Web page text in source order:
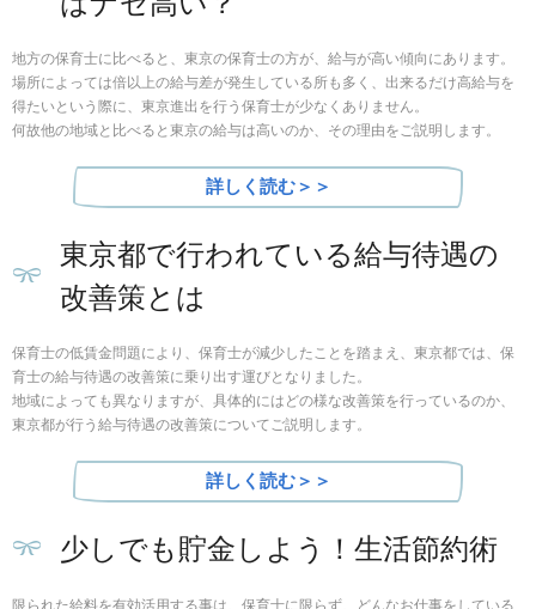
地方の保育士に比べると、東京の保育士の方が、給与が高い傾向にあります。
場所によっては倍以上の給与差が発生している所も多く、出来るだけ高給与を
得たいという際に、東京進出を行う保育士が少なくありません。
何故他の地域と比べると東京の給与は高いのか、その理由をご説明します。
詳しく読む＞＞
東京都で行われている給与待遇の
改善策とは
保育士の低賃金問題により、保育士が減少したことを踏まえ、東京都では、保
育士の給与待遇の改善策に乗り出す運びとなりました。
地域によっても異なりますが、具体的にはどの様な改善策を行っているのか、
東京都が行う給与待遇の改善策についてご説明します。
詳しく読む＞＞
少しでも貯金しよう！生活節約術
限られた給料を有効活用する事は、保育士に限らず、どんなお仕事をしている